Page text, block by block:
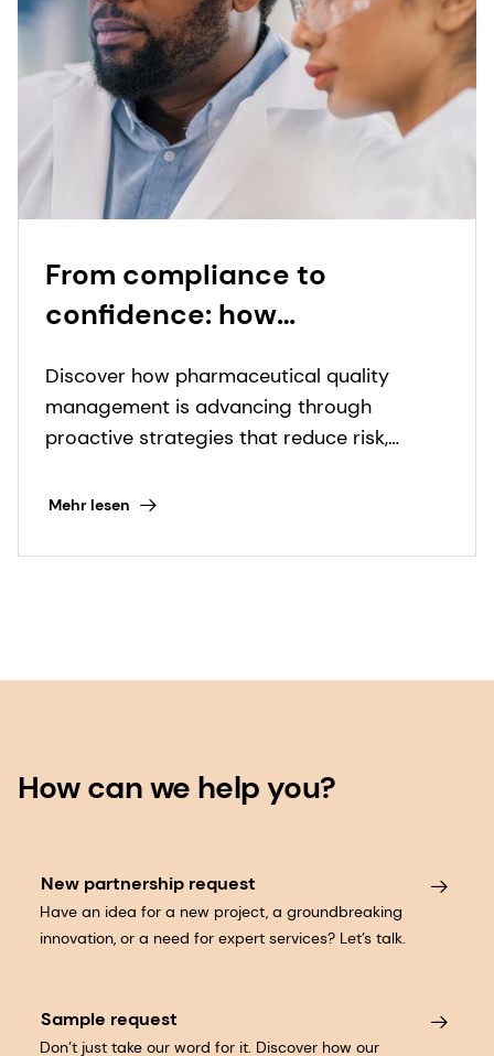
From compliance to
confidence: how
management is evolving
Discover how pharmaceutical quality
management is advancing through
proactive strategies that reduce risk,
Mehr lesen
How can we help you?
New partnership request
Have an idea for a new project, a groundbreaking
innovation, or a need for expert services? Let’s talk.
Sample request
Don’t just take our word for it. Discover how our